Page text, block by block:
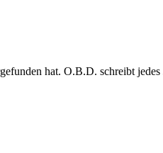
hat. O.B.D. schreibt